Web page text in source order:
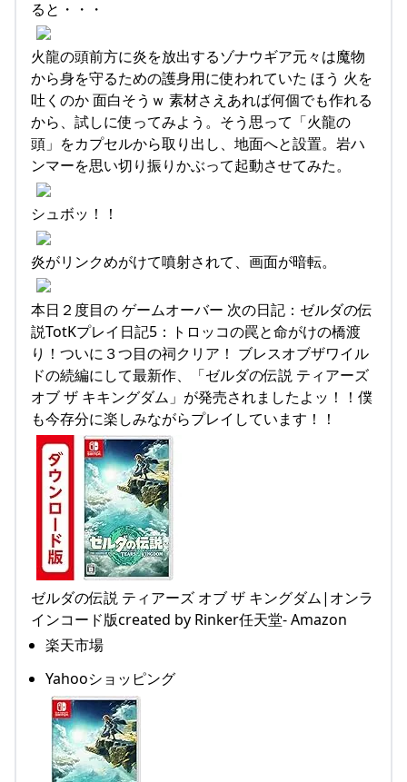
ると・・・
火龍の頭前方に炎を放出するゾナウギア元々は魔物
から身を守るための護身用に使われていた ほう 火を
吐くのか 面白そうｗ 素材さえあれば何個でも作れる
から、試しに使ってみよう。そう思って「火龍の
頭」をカプセルから取り出し、地面へと設置。岩ハ
ンマーを思い切り振りかぶって起動させてみた。
シュボッ！！
炎がリンクめがけて噴射されて、画面が暗転。
本日２度目の ゲームオーバー 次の日記：ゼルダの伝
説TotKプレイ日記5：トロッコの罠と命がけの橋渡
り！ついに３つ目の祠クリア！ ブレスオブザワイル
ドの続編にして最新作、「ゼルダの伝説 ティアーズ
オブ ザ キキングダム」が発売されましたよッ！！僕
も今存分に楽しみながらプレイしています！！
ゼルダの伝説 ティアーズ オブ ザ キングダム|オンラ
インコード版created by Rinker任天堂- Amazon
楽天市場
Yahooショッピング